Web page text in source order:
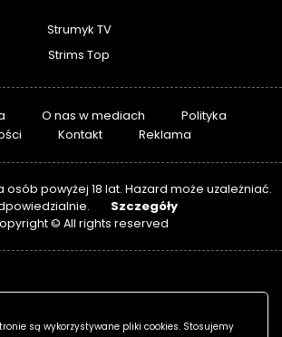
Strumyk TV
Strims Top
O nas w mediach
Polityka
Kontakt Reklama
osób powyżej 18 lat. Hazard może uzależniać.
Szczegóły
© All rights reserved
są wykorzystywane pliki cookies. Stosujemy